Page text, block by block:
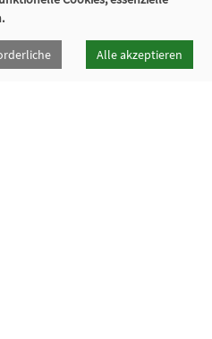
Alle akzeptieren